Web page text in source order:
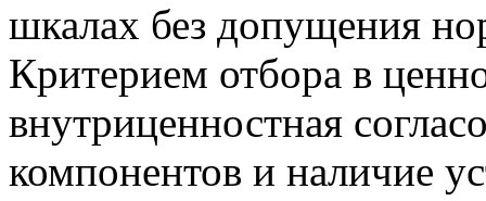
шкалах без допущения
Критерием отбора в
внутриценностная
компонентов и наличие